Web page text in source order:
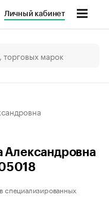
Личный кабинет
Александровна
специализированных